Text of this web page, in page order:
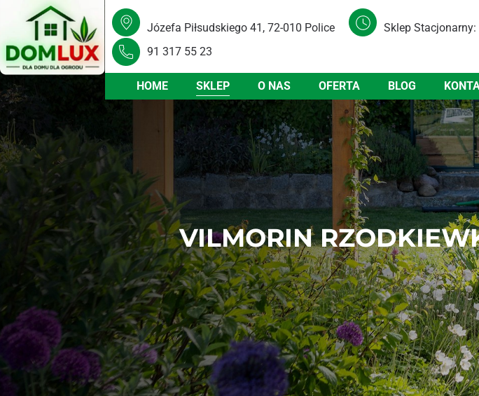
Józefa Piłsudskiego 41, 72-010 Police Sklep Stacjonarny:
91 317 55 23
HOME SKLEP O NAS OFERTA BLOG
VILMORIN